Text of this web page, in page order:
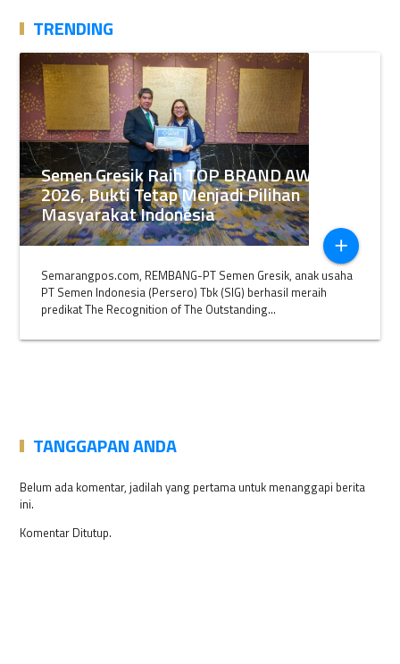
TRENDING
Semen Gresik Raih TOP BRAND AWARDS
2026, Bukti Tetap Menjadi Pilihan
Masyarakat Indonesia
add
Semarangpos.com, REMBANG-PT Semen Gresik, anak usaha
PT Semen Indonesia (Persero) Tbk (SIG) berhasil meraih
predikat The Recognition of The Outstanding...
TANGGAPAN ANDA
Belum ada komentar, jadilah yang pertama untuk menanggapi berita
ini.
Komentar Ditutup.